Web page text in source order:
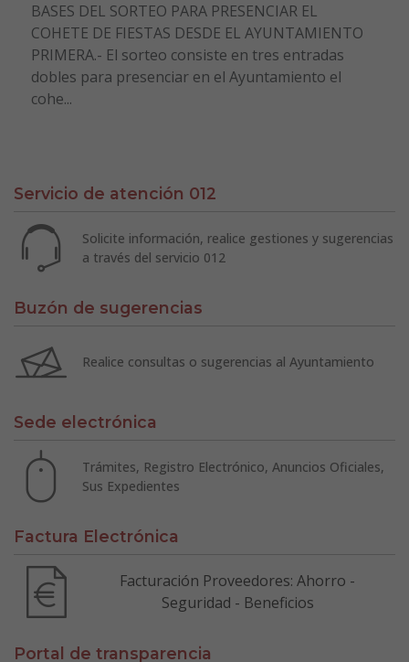
BASES DEL SORTEO PARA PRESENCIAR EL
COHETE DE FIESTAS DESDE EL AYUNTAMIENTO
PRIMERA.- El sorteo consiste en tres entradas
dobles para presenciar en el Ayuntamiento el
cohe...
Servicio de atención 012
Solicite información, realice gestiones y sugerencias
a través del servicio 012
Buzón de sugerencias
Realice consultas o sugerencias al Ayuntamiento
Sede electrónica
Trámites, Registro Electrónico, Anuncios Oficiales,
Sus Expedientes
Factura Electrónica
Facturación Proveedores: Ahorro -
Seguridad - Beneficios
Portal de transparencia